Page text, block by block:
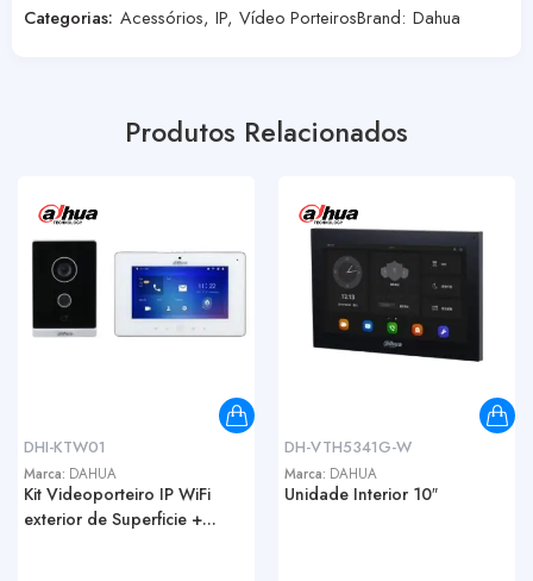
Categorias: Acessórios, IP, Vídeo PorteirosBrand: Dahua
Produtos Relacionados
DHI-KTW01
Marca: DAHUA
Kit Videoporteiro IP WiFi
exterior de Superficie +...
DH-VTH5341G-W
Marca: DAHUA
Unidade Interior 10″